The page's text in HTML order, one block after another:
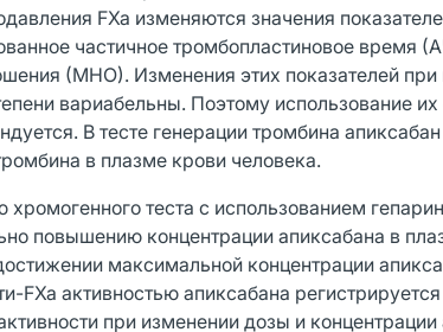
FXa изменяются значения
частичное тромбопластиновое время
(МНО). Изменения этих показателей
вариабельны. Поэтому использование
В тесте генерации тромбина
в плазме крови человека.
теста с использованием
повышению концентрации апиксабана в
максимальной концентрации
FXa активностью апиксабана
при изменении дозы и концентрации